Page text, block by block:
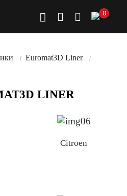
0
Euromat3D Liner
LINER
Citroen